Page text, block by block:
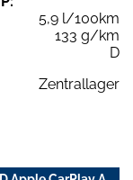
5,9 l/100km
133 g/km
D
Zentrallager